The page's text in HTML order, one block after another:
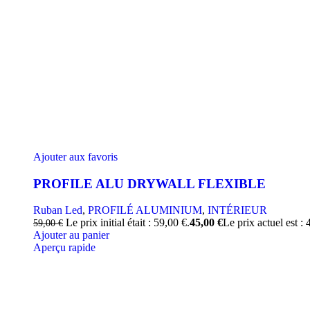
Ajouter aux favoris
PROFILE ALU DRYWALL FLEXIBLE
Ruban Led, PROFILÉ ALUMINIUM, INTÉRIEUR
59,00€ Le prix initial était : 59,00 €.45,00 €Le prix actuel est :
Ajouter au panier
Aperçu rapide